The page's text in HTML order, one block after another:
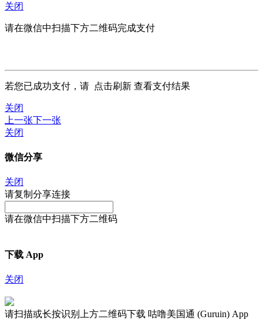
关闭
请在微信中扫描下方二维码完成支付
若您已成功支付，请 点击刷新 查看支付结果
关闭
上一张下一张
关闭
微信分享
关闭
请复制分享连接
请在微信中扫描下方二维码
下载 App
关闭
请扫描或长按识别上方二维码下载 咕噜美国通 (Guruin) App